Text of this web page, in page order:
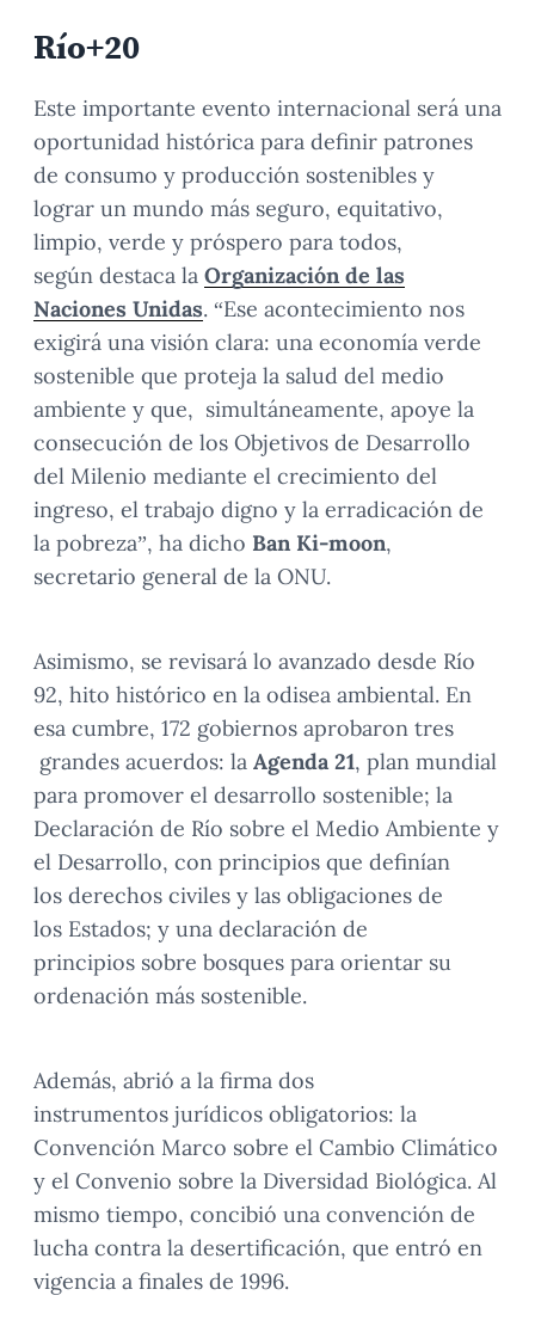
Río+20
Este importante evento internacional será una
oportunidad histórica para definir patrones
de consumo y producción sostenibles y
lograr un mundo más seguro, equitativo,
limpio, verde y próspero para todos,
según destaca la Organización de las
Naciones Unidas. “Ese acontecimiento nos
exigirá una visión clara: una economía verde
sostenible que proteja la salud del medio
ambiente y que, simultáneamente, apoye la
consecución de los Objetivos de Desarrollo
del Milenio mediante el crecimiento del
ingreso, el trabajo digno y la erradicación de
la pobreza”, ha dicho Ban Ki-moon,
secretario general de la ONU.
Asimismo, se revisará lo avanzado desde Río
92, hito histórico en la odisea ambiental. En
esa cumbre, 172 gobiernos aprobaron tres
grandes acuerdos: la Agenda 21, plan mundial
para promover el desarrollo sostenible; la
Declaración de Río sobre el Medio Ambiente y
el Desarrollo, con principios que definían
los derechos civiles y las obligaciones de
los Estados; y una declaración de
principios sobre bosques para orientar su
ordenación más sostenible.
Además, abrió a la firma dos
instrumentos jurídicos obligatorios: la
Convención Marco sobre el Cambio Climático
y el Convenio sobre la Diversidad Biológica. Al
mismo tiempo, concibió una convención de
lucha contra la desertificación, que entró en
vigencia a finales de 1996.